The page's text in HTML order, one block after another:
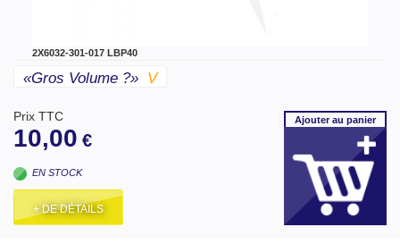
2X6032-301-017 LBP40
«gros Volume ?» V
Prix TTC
10,00 €
EN STOCK
+ DE DÉTAILS
Ajouterau panier